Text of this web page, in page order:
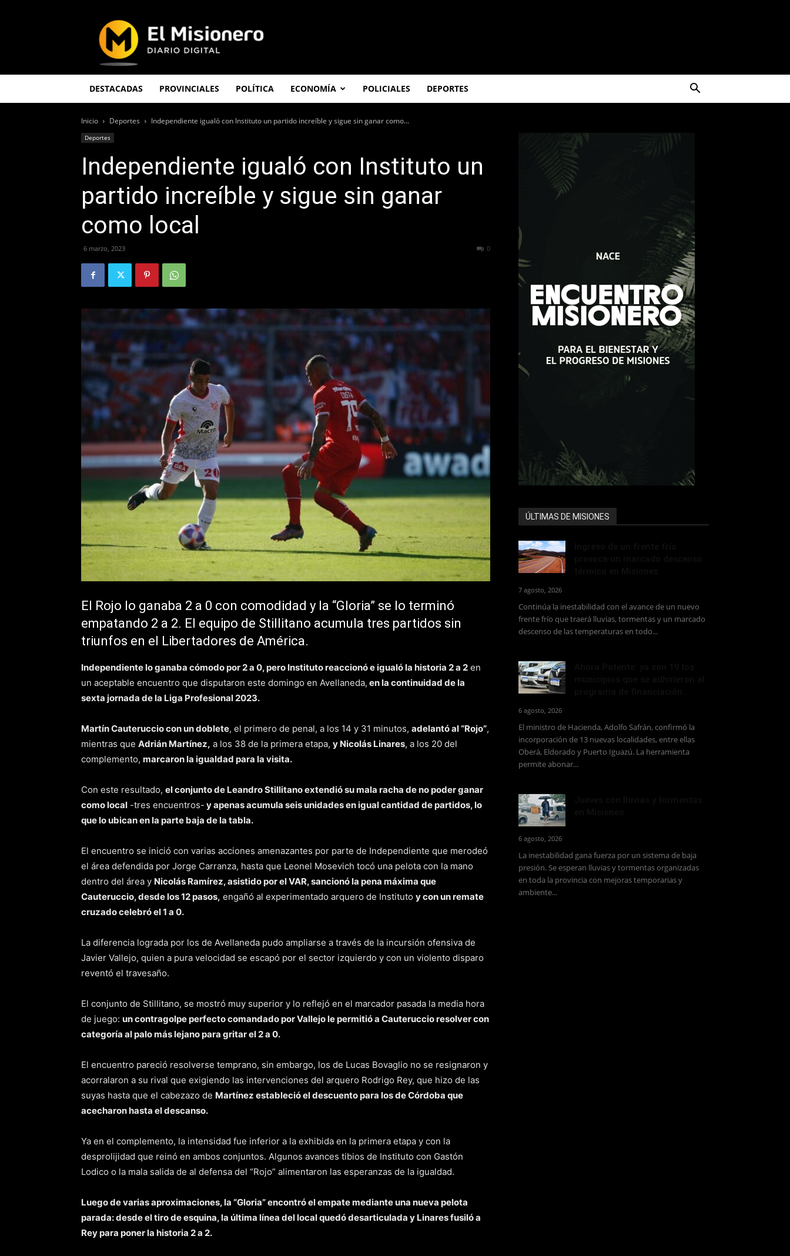
Misionero
DESTACADAS PROVINCIALES POLÍTICA ECONOMÍA POLICIALES DEPORTES
Inicio Deportes Independiente igualó con Instituto un partido increíble y sigue sin ganar como...
Deportes
Independiente igualó con Instituto un
partido increíble y sigue sin ganar
como local
6 marzo, 2023 0
El Rojo lo ganaba 2 a 0 con comodidad y la “Gloria” se lo terminó
empatando 2 a 2. El equipo de Stillitano acumula tres partidos sin
triunfos en el Libertadores de América.
Independiente lo ganaba cómodo por 2 a 0, pero Instituto reaccionó e igualó la historia 2 a 2 en
un aceptable encuentro que disputaron este domingo en Avellaneda, en la continuidad de la
sexta jornada de la Liga Profesional 2023.
Martín Cauteruccio con un doblete, el primero de penal, a los 14 y 31 minutos, adelantó al “Rojo”,
mientras que Adrián Martínez, a los 38 de la primera etapa, y Nicolás Linares, a los 20 del
complemento, marcaron la igualdad para la visita.
Con este resultado, el conjunto de Leandro Stillitano extendió su mala racha de no poder ganar
como local -tres encuentros- y apenas acumula seis unidades en igual cantidad de partidos, lo
que lo ubican en la parte baja de la tabla.
El encuentro se inició con varias acciones amenazantes por parte de Independiente que merodeó
el área defendida por Jorge Carranza, hasta que Leonel Mosevich tocó una pelota con la mano
dentro del área y Nicolás Ramírez, asistido por el VAR, sancionó la pena máxima que
Cauteruccio, desde los 12 pasos, engañó al experimentado arquero de Instituto y con un remate
cruzado celebró el 1 a 0.
La diferencia lograda por los de Avellaneda pudo ampliarse a través de la incursión ofensiva de
Javier Vallejo, quien a pura velocidad se escapó por el sector izquierdo y con un violento disparo
reventó el travesaño.
El conjunto de Stillitano, se mostró muy superior y lo reflejó en el marcador pasada la media hora
de juego: un contragolpe perfecto comandado por Vallejo le permitió a Cauteruccio resolver con
categoría al palo más lejano para gritar el 2 a 0.
El encuentro pareció resolverse temprano, sin embargo, los de Lucas Bovaglio no se resignaron y
acorralaron a su rival que exigiendo las intervenciones del arquero Rodrigo Rey, que hizo de las
suyas hasta que el cabezazo de Martínez estableció el descuento para los de Córdoba que
acecharon hasta el descanso.
Ya en el complemento, la intensidad fue inferior a la exhibida en la primera etapa y con la
desprolijidad que reinó en ambos conjuntos. Algunos avances tibios de Instituto con Gastón
Lodico o la mala salida de al defensa del “Rojo” alimentaron las esperanzas de la igualdad.
Luego de varias aproximaciones, la “Gloria” encontró el empate mediante una nueva pelota
parada: desde el tiro de esquina, la última línea del local quedó desarticulada y Linares fusiló a
Rey para poner la historia 2 a 2.
ÚLTIMAS DE MISIONES
7 agosto, 2026
Continúa la inestabilidad con el avance de un nuevo
frente frío que traerá lluvias, tormentas y un marcado
descenso de las temperaturas en todo...
6 agosto, 2026
El ministro de Hacienda, Adolfo Safrán, confirmó la
incorporación de 13 nuevas localidades, entre ellas
Oberá, Eldorado y Puerto Iguazú. La herramienta
permite abonar...
6 agosto, 2026
La inestabilidad gana fuerza por un sistema de baja
presión. Se esperan lluvias y tormentas organizadas
en toda la provincia con mejoras temporarias y
ambiente...